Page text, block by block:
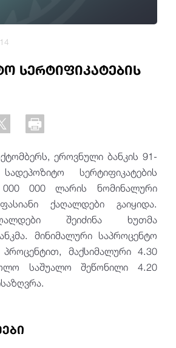
სერტიფიკატების
ეროვნული ბანკის 91-
სერტიფიკატების
000 000 ლარის ნომინალური
ქაღალდები გაიყიდა.
შეიძინა ხუთმა
მინიმალური საპროცენტო
პროცენტით, მაქსიმალური 4.30
საშუალო შეწონილი 4.20